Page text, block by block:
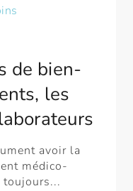
de bien-
les
avoir la
médico-
toujours...